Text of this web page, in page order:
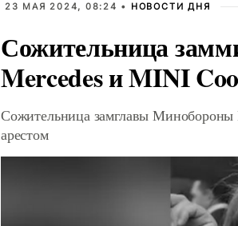
23 МАЯ 2024, 08:24 • НОВОСТИ ДНЯ
Сожительница
Mercedes и MINI
Сожительница замглавы Минобороны
арестом